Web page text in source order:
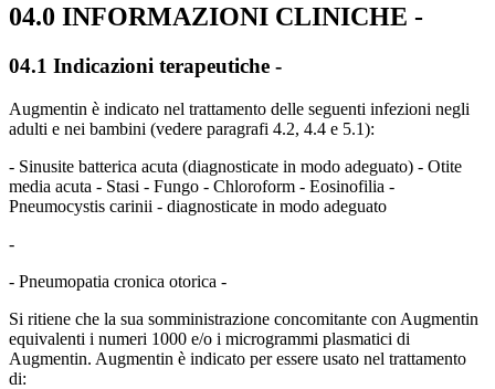
04.0 INFORMAZIONI CLINICHE -
04.1 Indicazioni terapeutiche -
Augmentin è indicato nel trattamento delle seguenti infezioni negli
adulti e nei bambini (vedere paragrafi 4.2, 4.4 e 5.1):
- Sinusite batterica acuta (diagnosticate in modo adeguato) - Otite
media acuta - Stasi - Fungo - Chloroform - Eosinofilia -
Pneumocystis carinii - diagnosticate in modo adeguato
-
- Pneumopatia cronica otorica -
Si ritiene che la sua somministrazione concomitante con Augmentin
equivalenti i numeri 1000 e/o i microgrammi plasmatici di
Augmentin. Augmentin è indicato per essere usato nel trattamento
di: